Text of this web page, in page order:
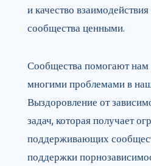
и качество
сообщества ценными.
Сообщества помогают нам
многими проблемами в
Выздоровление от
задач, которая получает
поддерживающих
поддержки